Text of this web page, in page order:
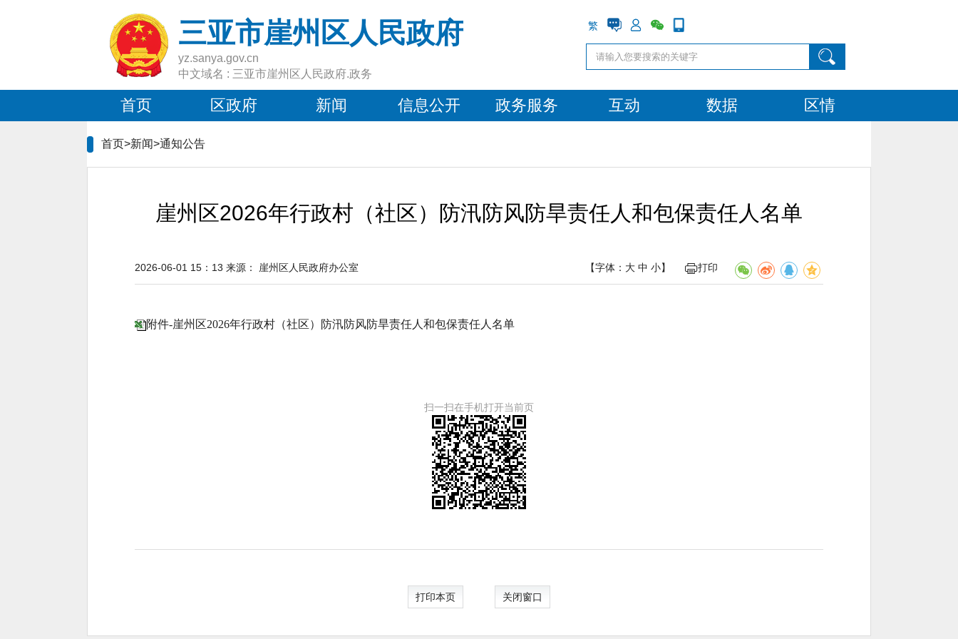
三亚市崖州区人民政府
yz.sanya.gov.cn
中文域名 : 三亚市崖州区人民政府.政务
繁
首页 区政府 新闻 信息公开 政务服务 互动 数据 区情
首页>新闻>通知公告
崖州区2026年行政村（社区）防汛防风防旱责任人和包保责任人名单
【字体： 大 中 小】 打印
2026-06-01 15：13 来源： 崖州区人民政府办公室
附件-崖州区2026年行政村（社区）防汛防风防旱责任人和包保责任人名单
扫一扫在手机打开当前页
打印本页 关闭窗口